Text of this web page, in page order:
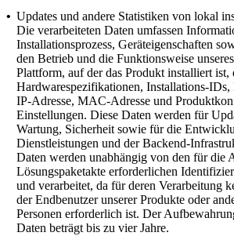
• Updates und andere Statistiken von lokal
Die verarbeiteten Daten umfassen
Installationsprozess, Geräteigenschaften
den Betrieb und die Funktionsweise
Plattform, auf der das Produkt installiert ist,
Hardwarespezifikationen, Installations-IDs,
IP-Adresse, MAC-Adresse und
Einstellungen. Diese Daten werden für
Wartung, Sicherheit sowie für die
Dienstleistungen und der Backend-
Daten werden unabhängig von den für die
Lösungspaketakte erforderlichen
und verarbeitet, da für deren Verarbeitung
der Endbenutzer unserer Produkte oder
Personen erforderlich ist. Der
Daten beträgt bis zu vier Jahre.